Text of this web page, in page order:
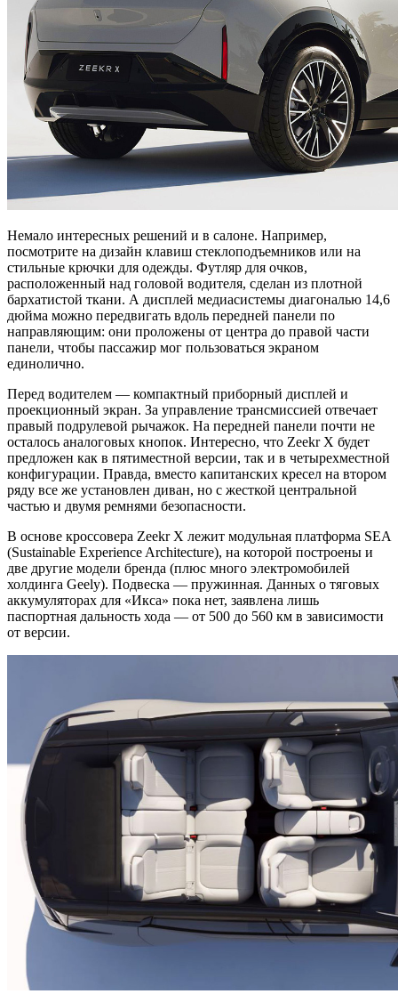
Немало интересных решений и в салоне. Например,
посмотрите на дизайн клавиш стеклоподъемников или на
стильные крючки для одежды. Футляр для очков,
расположенный над головой водителя, сделан из плотной
бархатистой ткани. А дисплей медиасистемы диагональю 14,6
дюйма можно передвигать вдоль передней панели по
направляющим: они проложены от центра до правой части
панели, чтобы пассажир мог пользоваться экраном
единолично.
Перед водителем — компактный приборный дисплей и
проекционный экран. За управление трансмиссией отвечает
правый подрулевой рычажок. На передней панели почти не
осталось аналоговых кнопок. Интересно, что Zeekr X будет
предложен как в пятиместной версии, так и в четырехместной
конфигурации. Правда, вместо капитанских кресел на втором
ряду все же установлен диван, но с жесткой центральной
частью и двумя ремнями безопасности.
В основе кроссовера Zeekr X лежит модульная платформа SEA
(Sustainable Experience Architecture), на которой построены и
две другие модели бренда (плюс много электромобилей
холдинга Geely). Подвеска — пружинная. Данных о тяговых
аккумуляторах для «Икса» пока нет, заявлена лишь
паспортная дальность хода — от 500 до 560 км в зависимости
от версии.